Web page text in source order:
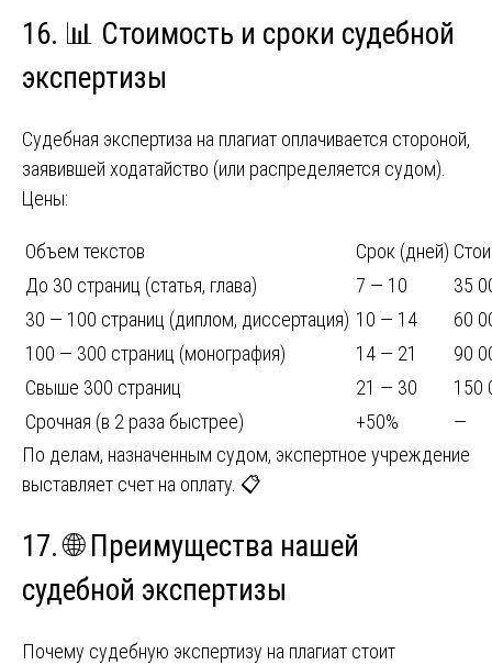
16. 📊 Стоимость и сроки судебной
экспертизы
Судебная экспертиза на плагиат оплачивается стороной,
заявившей ходатайство (или распределяется судом).
Цены:
Объем текстов Срок (дней)
До 30 страниц (статья, глава)
7 — 10
35
30 — 100 страниц (диплом, диссертация) 10 — 14
60
100 — 300 страниц (монография)
14 — 21
90
Свыше 300 страниц
21 — 30
150
Срочная (в 2 раза быстрее)
+50%
—
По делам, назначенным судом, экспертное учреждение
выставляет счет на оплату. 📋
17. 🌐 Преимущества нашей
судебной экспертизы
Почему судебную экспертизу на плагиат стоит